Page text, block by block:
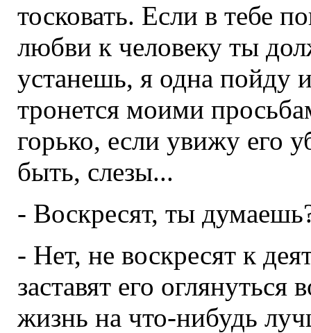
тосковать. Если в тебе
любви к человеку ты
устанешь, я одна пойду
тронется моими
горько, если увижу его
быть, слезы...
- Воскресят, ты
- Нет, не воскресят к
заставят его
жизнь на что-нибудь